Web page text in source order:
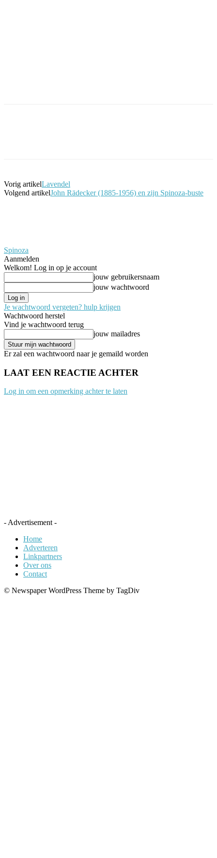
Vorig artikelLavendel
Volgend artikelJohn Rädecker (1885-1956) en zijn Spinoza-buste
Spinoza
Aanmelden
Welkom! Log in op je account
jouw gebruikersnaam
jouw wachtwoord
Je wachtwoord vergeten? hulp krijgen
Wachtwoord herstel
Vind je wachtwoord terug
jouw mailadres
Er zal een wachtwoord naar je gemaild worden
LAAT EEN REACTIE ACHTER
Log in om een opmerking achter te laten
- Advertisement -
Home
Adverteren
Linkpartners
Over ons
Contact
© Newspaper WordPress Theme by TagDiv